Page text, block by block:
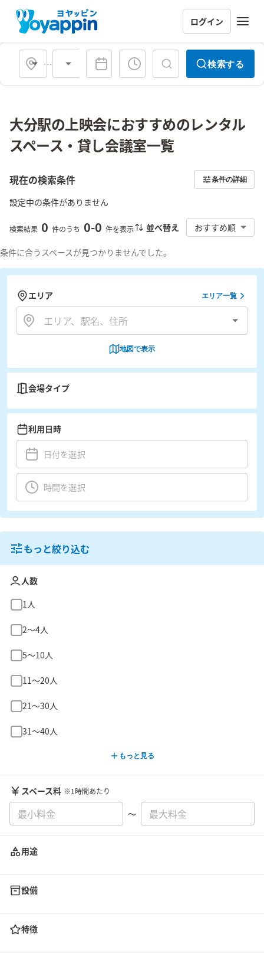
ログイン
会場タイプ 検索する
大分駅の上映会におすすめのレンタル
スペース・貸し会議室一覧
現在の検索条件 条件の詳細
設定中の条件がありません
検索結果 0 件のうち 0-0 件を表示 並べ替え おすすめ順
条件に合うスペースが見つかりませんでした。
エリア エリア一覧
地図で表示
会場タイプ
利用日時
もっと絞り込む
人数
1人
2〜4人
5〜10人
11〜20人
21〜30人
31〜40人
もっと見る
スペース料 ※1時間あたり
〜
用途
設備
特徴